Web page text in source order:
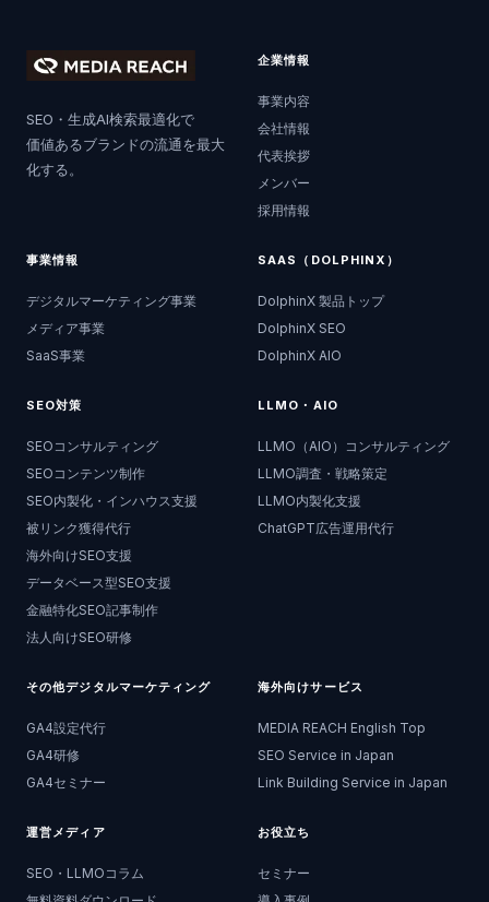
SEO・生成AI検索最適化で
価値あるブランドの流通を最大
化する。
企業情報
事業内容
会社情報
代表挨拶
メンバー
採用情報
事業情報
デジタルマーケティング事業
メディア事業
SaaS事業
SAAS（DOLPHINX）
DolphinX 製品トップ
DolphinX SEO
DolphinX AIO
SEO対策
SEOコンサルティング
SEOコンテンツ制作
SEO内製化・インハウス支援
被リンク獲得代行
海外向けSEO支援
データベース型SEO支援
金融特化SEO記事制作
法人向けSEO研修
LLMO・AIO
LLMO（AIO）コンサルティング
LLMO調査・戦略策定
LLMO内製化支援
ChatGPT広告運用代行
その他デジタルマーケティング
GA4設定代行
GA4研修
GA4セミナー
海外向けサービス
MEDIA REACH English Top
SEO Service in Japan
Link Building Service in Japan
運営メディア
SEO・LLMOコラム
お役立ち
セミナー